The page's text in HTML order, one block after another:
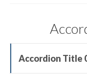
Accordion Title